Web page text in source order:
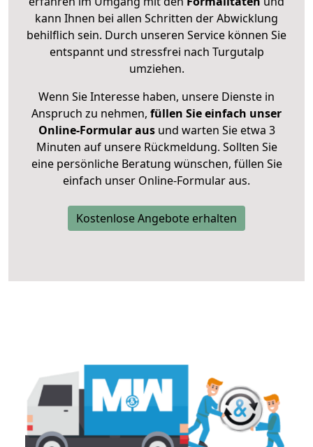
kann Ihnen bei allen Schritten der Abwicklung
behilflich sein. Durch unseren Service können Sie
entspannt und stressfrei nach Turgutalp
umziehen.
Wenn Sie Interesse haben, unsere Dienste in
Anspruch zu nehmen, füllen Sie einfach unser
Online-Formular ausund warten Sie etwa 3
Minuten auf unsere Rückmeldung. Sollten Sie
eine persönliche Beratung wünschen, füllen Sie
einfach unser Online-Formular aus.
Kostenlose Angebote erhalten